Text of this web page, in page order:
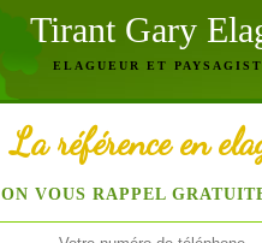
Tirant Gary
ELAGUEUR ET
La référence en
ON VOUS RAPPEL